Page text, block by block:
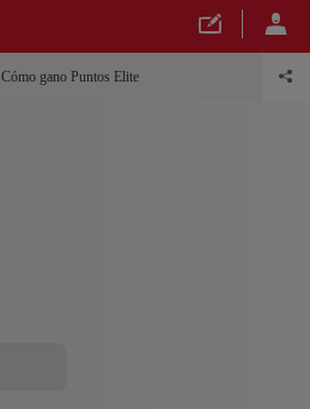
Cómo gano Puntos Elite